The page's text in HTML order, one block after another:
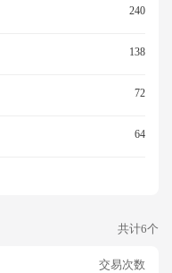
240
138
72
64
共计6个
交易次数